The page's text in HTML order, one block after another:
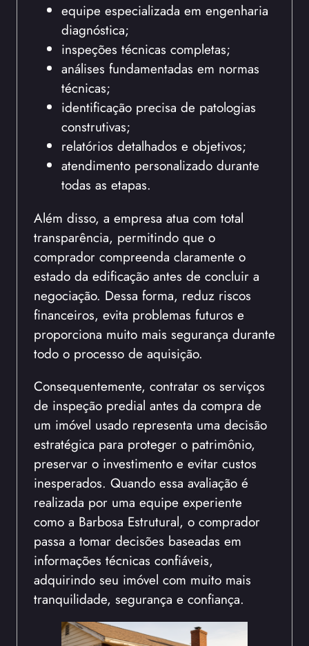
equipe especializada em engenharia
diagnóstica;
inspeções técnicas completas;
análises fundamentadas em normas
técnicas;
identificação precisa de patologias
construtivas;
relatórios detalhados e objetivos;
atendimento personalizado durante
todas as etapas.
Além disso, a empresa atua com total
transparência, permitindo que o
comprador compreenda claramente o
estado da edificação antes de concluir a
negociação. Dessa forma, reduz riscos
financeiros, evita problemas futuros e
proporciona muito mais segurança durante
todo o processo de aquisição.
Consequentemente, contratar os serviços
de inspeção predial antes da compra de
um imóvel usado representa uma decisão
estratégica para proteger o patrimônio,
preservar o investimento e evitar custos
inesperados. Quando essa avaliação é
realizada por uma equipe experiente
como a Barbosa Estrutural, o comprador
passa a tomar decisões baseadas em
informações técnicas confiáveis,
adquirindo seu imóvel com muito mais
tranquilidade, segurança e confiança.